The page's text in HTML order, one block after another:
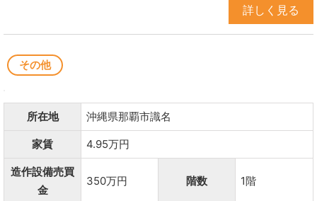
詳しく見る
その他
所在地 沖縄県那覇市識名
家賃 4.95万円
造作設備売買
金
350万円 階数 1階